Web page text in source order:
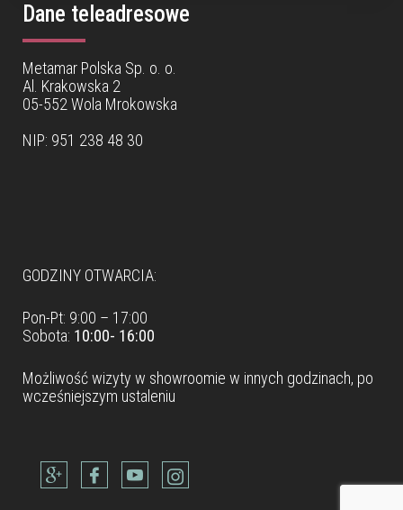
Dane teleadresowe
Metamar Polska Sp. o. o.
Al. Krakowska 2
05-552 Wola Mrokowska
NIP: 951 238 48 30
GODZINY OTWARCIA:
Pon-Pt: 9:00 – 17:00
Sobota: 10:00- 16:00
Możliwość wizyty w showroomie w innych godzinach, po
wcześniejszym ustaleniu